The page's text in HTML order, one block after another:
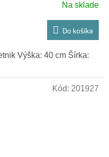
Na sklade
Do košíka
Výška: 40 cm Šírka:
Kód: 201927